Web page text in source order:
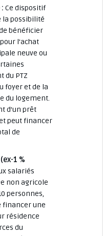
Ce dispositif
possibilité
bénéficier
l’achat
neuve ou
du PTZ
foyer et de la
du logement.
d’un prêt
peut financer
de
1 %
salariés
non agricole
personnes,
financer une
résidence
du